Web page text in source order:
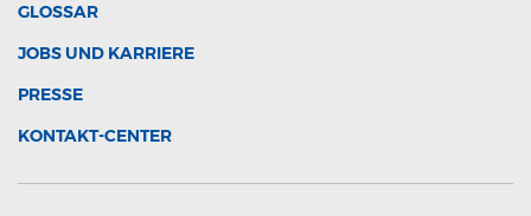
GLOSSAR
JOBS UND KARRIERE
PRESSE
KONTAKT-CENTER